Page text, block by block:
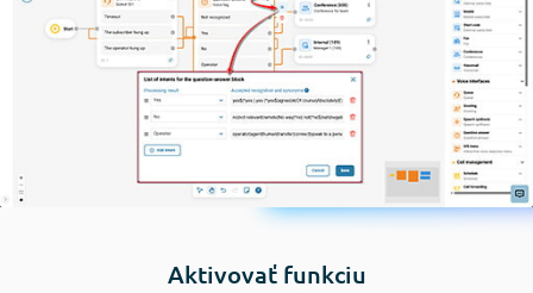
Aktivovať funkciu